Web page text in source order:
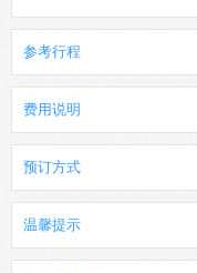
参考行程
费用说明
预订方式
温馨提示